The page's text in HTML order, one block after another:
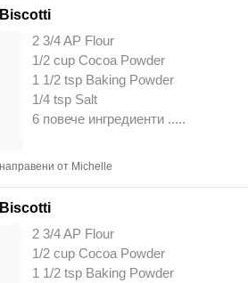
2 3/4 AP Flour
1/2 cup Cocoa Powder
1 1/2 tsp Baking Powder
1/4 tsp Salt
6 повече ингредиенти .....
от Michelle
2 3/4 AP Flour
1/2 cup Cocoa Powder
1 1/2 tsp Baking Powder